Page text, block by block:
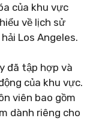
của khu vực
về lịch sử
Los Angeles.
đã tập hợp và
của khu vực.
viên bao gồm
dành riêng cho